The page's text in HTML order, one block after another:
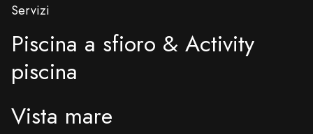
Servizi
Piscina a sfioro & Activity
piscina
Vista mare